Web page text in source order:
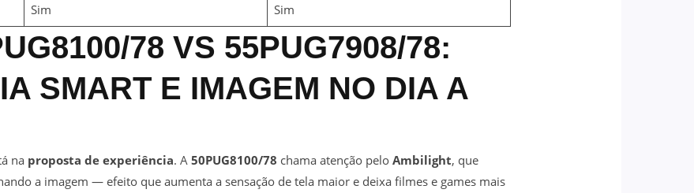
Sim Sim
78 VS 55PUG7908/78:
SMART E IMAGEM NO DIA A
na proposta de experiência. A 50PUG8100/78 chama atenção pelo Ambilight, que
a imagem — efeito que aumenta a sensação de tela maior e deixa filmes e games mais